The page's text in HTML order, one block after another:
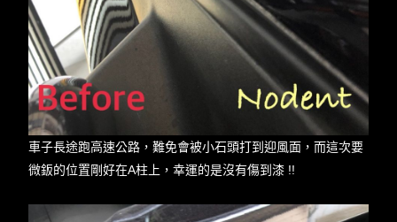
車子長途跑高速公路，難免會被小石頭打到迎風面，而這次要
微鈑的位置剛好在A柱上，幸運的是沒有傷到漆 !!